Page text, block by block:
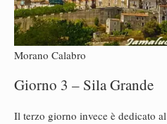
Morano Calabro
Giorno 3 – Sila Grande
Il terzo giorno invece è dedicato al